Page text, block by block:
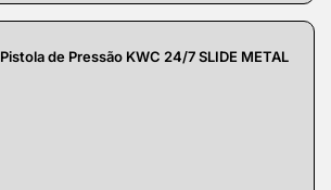
Pistola de Pressão KWC 24/7 SLIDE METAL